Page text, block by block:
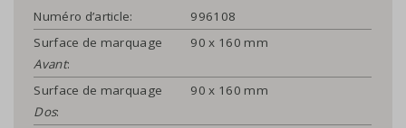
Numéro d’article:
996108
Surface de marquage
Avant:
90 x 160 mm
Surface de marquage
Dos:
90 x 160 mm